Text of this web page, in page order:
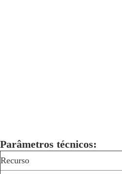
Parâmetros técnicos:
Recurso